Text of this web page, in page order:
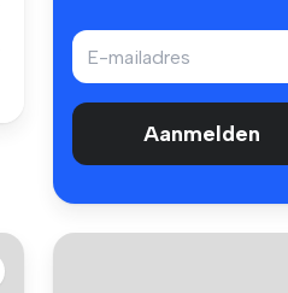
Aanmelden